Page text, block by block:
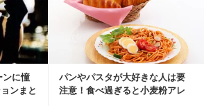
ンに憧
ンまと
パンやパスタが大好きな人は要
注意！食べ過ぎると小麦粉アレ